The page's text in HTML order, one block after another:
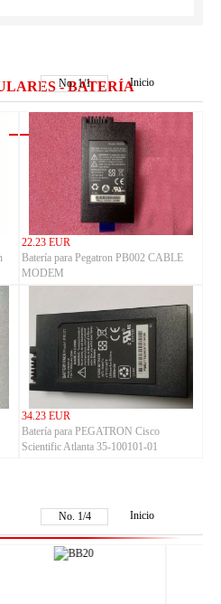
- BATERÍA
No.1/1 Inicio
22.23 EUR
Batería para Pegatron PB002 CABLE
MODEM
34.23 EUR
Batería para PEGATRON Cisco
Scientific Atlanta 35-100101-01
No. 2/4 Inicio